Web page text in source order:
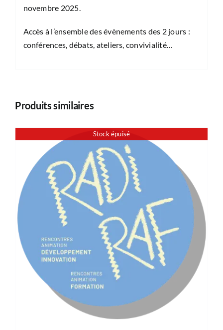
novembre 2025.
Accès à l’ensemble des évènements des 2 jours :
conférences, débats, ateliers, convivialité…
Produits similaires
Stock épuisé